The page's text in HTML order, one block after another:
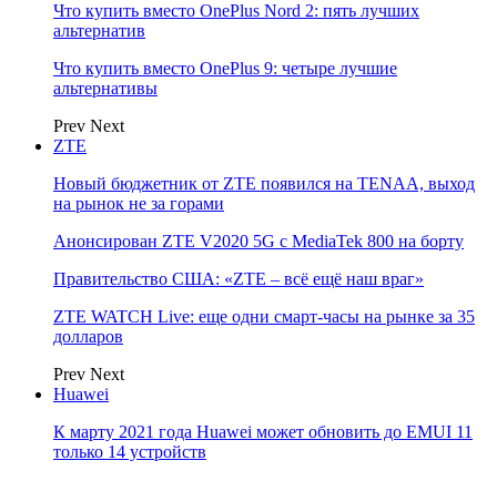
Что купить вместо OnePlus Nord 2: пять лучших
альтернатив
Что купить вместо OnePlus 9: четыре лучшие
альтернативы
Prev Next
ZTE
Новый бюджетник от ZTE появился на TENAA, выход
на рынок не за горами
Анонсирован ZTE V2020 5G с MediaTek 800 на борту
Правительство США: «ZTE – всё ещё наш враг»
ZTE WATCH Live: еще одни смарт-часы на рынке за 35
долларов
Prev Next
Huawei
К марту 2021 года Huawei может обновить до EMUI 11
только 14 устройств